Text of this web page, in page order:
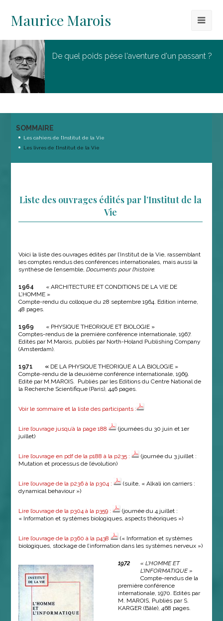
Maurice Marois
De quel poids pèse l'aventure d'un passant ?
SOMMAIRE
Les cahiers de l’Institut de la Vie
Les livres de l’Institut de la Vie
Liste des ouvrages édités par l’Institut de la
Vie
Voici la liste des ouvrages édités par l’Institut de la Vie, rassemblant
les comptes rendus des conférences internationales, mais aussi la
synthèse de l’ensemble,Documents pour l’histoire.
1964 « ARCHITECTURE ET CONDITIONS DE LA VIE DE
L’HOMME »
Compte-rendu du colloque du 28 septembre 1964. Edition interne,
48 pages.
1969 « PHYSIQUE THEORIQUE ET BIOLOGIE »
Comptes-rendus de la première conférence internationale, 1967.
Edités par M.Marois, publiés par North-Holand Publishing Company
(Amsterdam).
1971 « DE LA PHYSIQUE THEORIQUE A LA BIOLOGIE »
Compte-rendu de la deuxième conférence internationale, 1969.
Edité par M.MAROIS. Publiés par les Editions du Centre National de
la Recherche Scientifique (Paris), 446 pages.
Voir le sommaire et la liste des participants :
Lire l’ouvrage jusqu’à la page 188
(journées du 30 juin et 1er
juillet)
Lire l’ouvrage en pdf de la p188 à la p235 :
(journée du 3 juillet :
Mutation et processus de l’évolution)
Lire l’ouvrage de la p236 à la p304 :
(suite, « Alkali ion carriers :
dynamical behaviour »)
Lire l’ouvrage de la p304 à la p359 :
(journée du 4 juillet :
« Information et systèmes biologiques, aspects théoriques »)
Lire l’ouvrage de la p360 à la p438
(« Information et systèmes
biologiques, stockage de l’information dans les systèmes nerveux »)
1972« L’HOMME ET
L’INFORMATIQUE »
Compte-rendus de la
première conférence
internationale, 1970. Edités par
M. MAROIS, Publiés par S.
KARGER (Bâle), 468 pages.